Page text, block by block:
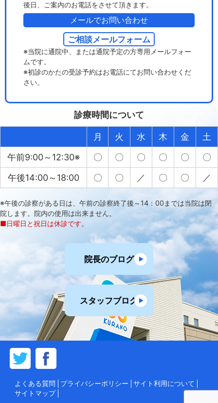
後日、ご案内のお電話をさせて頂きます。
メールでお問い合わせ
ご相談メールフォーム
※当院に通院中、または通院予定の方専用メールフォー
ムです。
※初診のかたの受診予約はお電話にてお問い合わせくだ
さい。
診療時間について
月 火 水 木 金
土
午前9:00～12:30※
〇 〇 〇 〇 〇
〇
午後14:00～18:00
〇 〇 ／ 〇 〇 ／
※午後の診察がある日は、午前の診察終了後～14：00までは当院は閉
院します。院内の使用は出来ません。
■日曜日と祝日は休診です。
院長のブログ
スタッフブログ
よくある質問 プライバシーポリシー
サイト利用について
サイトマップ